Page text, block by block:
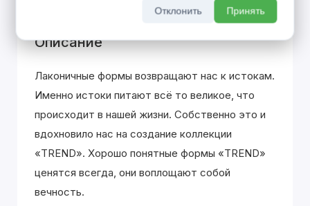
Описание
Лаконичные формы возвращают нас к истокам.
Именно истоки питают всё то великое, что
происходит в нашей жизни. Собственно это и
вдохновило нас на создание коллекции
«TREND». Хорошо понятные формы «TREND»
ценятся всегда, они воплощают собой
вечность.
Отклонить Принять